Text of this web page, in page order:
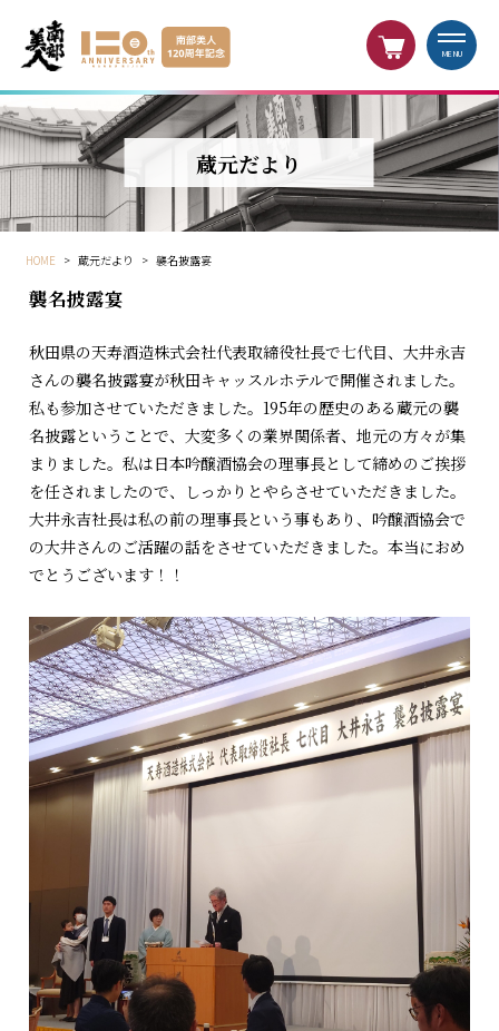
MENU
蔵元だより
HOME > 蔵元だより > 襲名披露宴
襲名披露宴
秋田県の天寿酒造株式会社代表取締役社長で七代目、大井永吉
さんの襲名披露宴が秋田キャッスルホテルで開催されました。
私も参加させていただきました。195年の歴史のある蔵元の襲
名披露ということで、大変多くの業界関係者、地元の方々が集
まりました。私は日本吟醸酒協会の理事長として締めのご挨拶
を任されましたので、しっかりとやらさせていただきました。
大井永吉社長は私の前の理事長という事もあり、吟醸酒協会で
の大井さんのご活躍の話をさせていただきました。本当におめ
でとうございます！！